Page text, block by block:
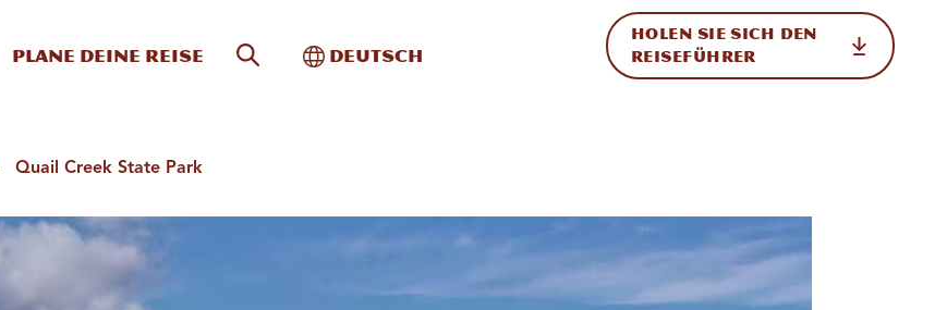
Plane deine Reise Website-Suche
Toggle International
Deutsch
HOLEN SIE SICH DEN
REISEFÜHRER
Quail Creek State Park